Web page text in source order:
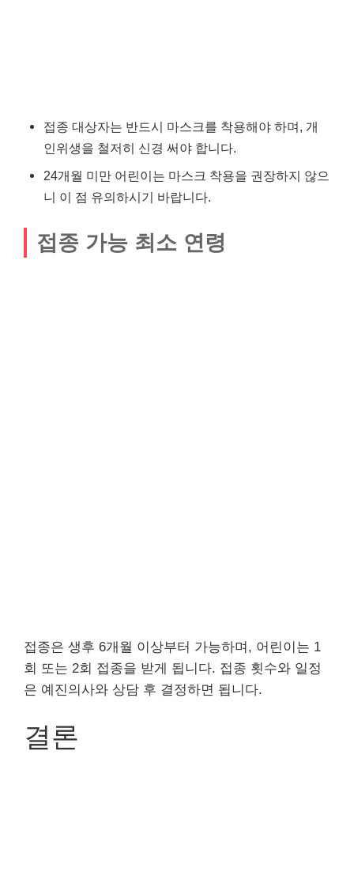
접종 대상자는 반드시 마스크를 착용해야 하며, 개
인위생을 철저히 신경 써야 합니다.
24개월 미만 어린이는 마스크 착용을 권장하지 않으
니 이 점 유의하시기 바랍니다.
접종 가능 최소 연령
접종은 생후 6개월 이상부터 가능하며, 어린이는 1
회 또는 2회 접종을 받게 됩니다. 접종 횟수와 일정
은 예진의사와 상담 후 결정하면 됩니다.
결론